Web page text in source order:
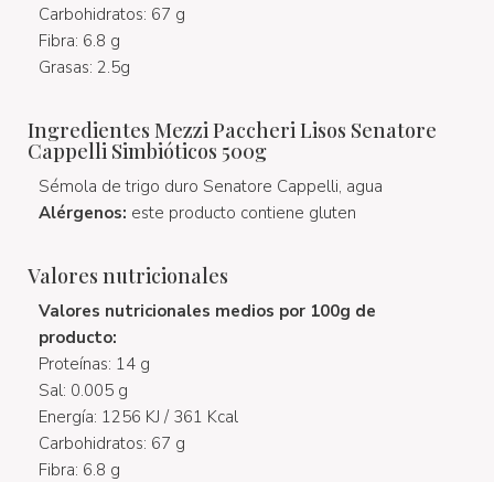
Carbohidratos: 67 g
Fibra: 6.8 g
Grasas: 2.5g
Ingredientes Mezzi Paccheri Lisos Senatore
Cappelli Simbióticos 500g
Sémola de trigo duro Senatore Cappelli, agua
Alérgenos: este producto contiene gluten
Valores nutricionales
Valores nutricionales medios por 100g de
producto:
Proteínas: 14 g
Sal: 0.005 g
Energía: 1256 KJ / 361 Kcal
Carbohidratos: 67 g
Fibra: 6.8 g